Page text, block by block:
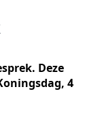
Deze
4